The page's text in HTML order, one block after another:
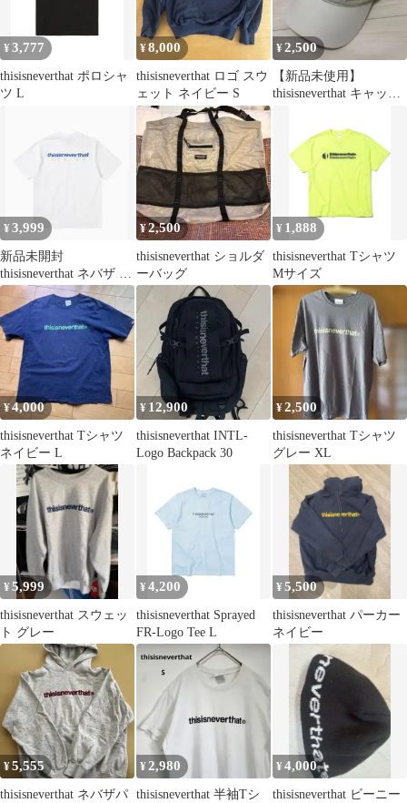
¥3,777
thisisneverthat ポロシャ
ツ L
¥8,000
thisisneverthat ロゴ スウ
ェット ネイビー S
¥2,500
【新品未使用】
thisisneverthat キャップ
¥3,999
新品未開封
thisisneverthat ネバザ T
シャツ ホワイト S
¥2,500
thisisneverthat ショルダ
ーバッグ
¥ 1,888
thisisneverthat Tシャツ
Mサイズ
¥4,000
thisisneverthat Tシャツ
ネイビー L
¥ 12,900
thisisneverthat INTL-
Logo Backpack 30
¥2,500
thisisneverthat Tシャツ
グレー XL
¥5,999
thisisneverthat スウェッ
ト グレー
¥4,200
thisisneverthat Sprayed
FR-Logo Tee L
¥5,500
thisisneverthat パーカー
ネイビー
¥5,555
thisisneverthat ネバザパ
¥2,980
thisisneverthat 半袖Tシ
¥4,000
thisisneverthat ビーニー